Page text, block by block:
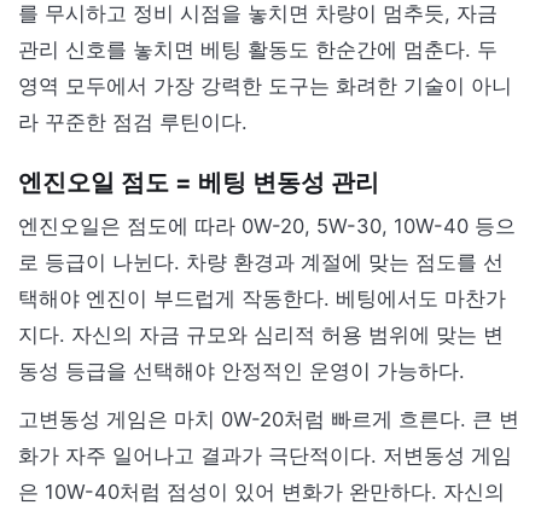
를 무시하고 정비 시점을 놓치면 차량이 멈추듯, 자금
관리 신호를 놓치면 베팅 활동도 한순간에 멈춘다. 두
영역 모두에서 가장 강력한 도구는 화려한 기술이 아니
라 꾸준한 점검 루틴이다.
엔진오일 점도 = 베팅 변동성 관리
엔진오일은 점도에 따라 0W-20, 5W-30, 10W-40 등으
로 등급이 나뉜다. 차량 환경과 계절에 맞는 점도를 선
택해야 엔진이 부드럽게 작동한다. 베팅에서도 마찬가
지다. 자신의 자금 규모와 심리적 허용 범위에 맞는 변
동성 등급을 선택해야 안정적인 운영이 가능하다.
고변동성 게임은 마치 0W-20처럼 빠르게 흐른다. 큰 변
화가 자주 일어나고 결과가 극단적이다. 저변동성 게임
은 10W-40처럼 점성이 있어 변화가 완만하다. 자신의